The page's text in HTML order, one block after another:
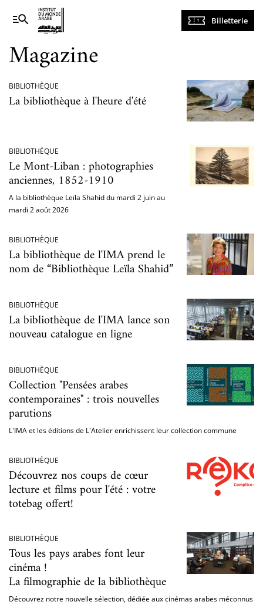
Navigation
principale
Billetterie
Magazine
BIBLIOTHÈQUE
La bibliothèque à l'heure d'été
BIBLIOTHÈQUE
Le Mont-Liban : photographies
anciennes, 1852-1910
A la bibliothèque Leïla Shahid du mardi 2 juin au
mardi 2 août 2026
BIBLIOTHÈQUE
La bibliothèque de l'IMA prend le
nom de “Bibliothèque Leïla Shahid”
BIBLIOTHÈQUE
La bibliothèque de l'IMA lance son
nouveau catalogue en ligne
BIBLIOTHÈQUE
Collection "Pensées arabes
contemporaines" : trois nouvelles
parutions
L'IMA et les éditions de L'Atelier enrichissent leur collection commune
BIBLIOTHÈQUE
Découvrez nos coups de cœur
lecture et films pour l'été : votre
totebag offert!
BIBLIOTHÈQUE
Tous les pays arabes font leur
cinéma !
La filmographie de la bibliothèque
Découvrez notre nouvelle sélection, dédiée aux cinémas arabes méconnus